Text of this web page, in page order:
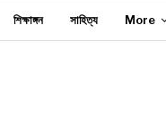
শিক্ষাঙ্গন সাহিত্য More